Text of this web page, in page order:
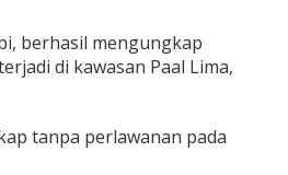
berhasil mengungkap
di kawasan Paal Lima,
tanpa perlawanan pada